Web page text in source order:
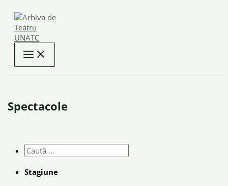
content
Spectacole
Stagiune